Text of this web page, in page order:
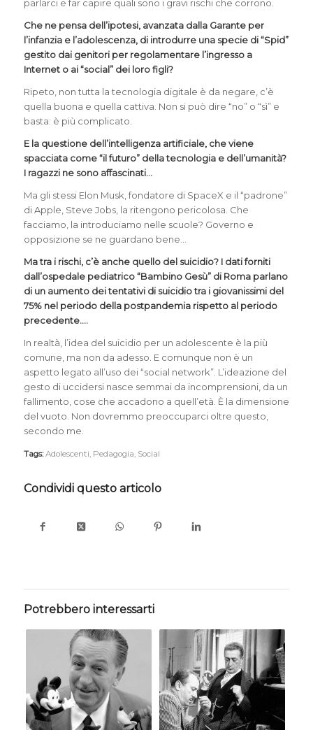
parlarci e far capire quali sono i gravi rischi che corrono.
Che ne pensa dell’ipotesi, avanzata dalla Garante per
l’infanzia e l’adolescenza, di introdurre una specie di “Spid”
gestito dai genitori per regolamentare l’ingresso a
Internet o ai “social” dei loro figli?
Ripeto, non tutta la tecnologia digitale è da negare, c’è
quella buona e quella cattiva. Non si può dire “no” o “sì” e
basta: è più complicato.
E la questione dell’intelligenza artificiale, che viene
spacciata come “il futuro” della tecnologia e dell’umanità?
I ragazzi ne sono affascinati…
Ma gli stessi Elon Musk, fondatore di SpaceX e il “padrone”
di Apple, Steve Jobs, la ritengono pericolosa. Che
facciamo, la introduciamo nelle scuole? Governo e
opposizione se ne guardano bene…
Ma tra i rischi, c’è anche quello del suicidio? I dati forniti
dall’ospedale pediatrico “Bambino Gesù” di Roma parlano
di un aumento dei tentativi di suicidio tra i giovanissimi del
75% nel periodo della postpandemia rispetto al periodo
precedente….
In realtà, l’idea del suicidio per un adolescente è la più
comune, ma non da adesso. E comunque non è un
aspetto legato all’uso dei “social network”. L’ideazione del
gesto di uccidersi nasce semmai da incomprensioni, da un
fallimento, cose che accadono a quell’età. È la dimensione
del vuoto. Non dovremmo preoccuparci oltre questo,
secondo me.
Tags: Adolescenti, Pedagogia, Social
Condividi questo articolo
Potrebbero interessarti